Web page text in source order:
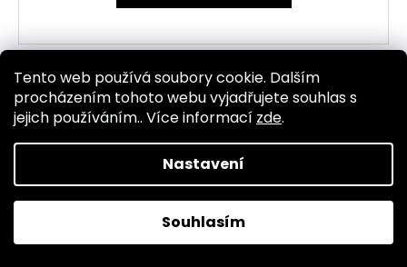
Tento web používá soubory cookie. Dalším
procházením tohoto webu vyjadřujete souhlas s
jejich používáním.. Více informací zde.
Nastavení
Souhlasím